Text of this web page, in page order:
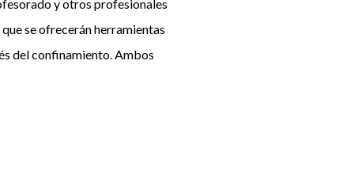
y otros profesionales
se ofrecerán herramientas
del confinamiento. Ambos